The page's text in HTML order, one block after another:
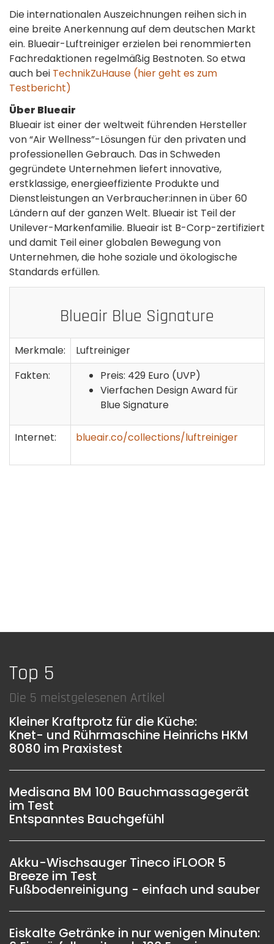
Die internationalen Auszeichnungen reihen sich in
eine breite Anerkennung auf dem deutschen Markt
ein. Blueair-Luftreiniger erzielen bei renommierten
Fachredaktionen regelmäßig Bestnoten. So etwa
auch bei TechnikZuHause (hier geht es zum
Testbericht)
Über Blueair
Blueair ist einer der weltweit führenden Hersteller
von “Air Wellness”-Lösungen für den privaten und
professionellen Gebrauch. Das in Schweden
gegründete Unternehmen liefert innovative,
erstklassige, energieeffiziente Produkte und
Dienstleistungen an Verbraucher:innen in über 60
Ländern auf der ganzen Welt. Blueair ist Teil der
Unilever-Markenfamilie. Blueair ist B-Corp-zertifiziert
und damit Teil einer globalen Bewegung von
Unternehmen, die hohe soziale und ökologische
Standards erfüllen.
Blueair Blue Signature
Merkmale:
Luftreiniger
Fakten:
Preis: 429 Euro (UVP)
Vierfachen Design Award für
Blue Signature
Internet: blueair.co/collections/luftreiniger
Top 5
Die 5 meistgelesenen Artikel
Kleiner Kraftprotz für die Küche:
Knet- und Rührmaschine Heinrichs HKM
8080 im Praxistest
Medisana BM 100 Bauchmassagegerät
im Test
Entspanntes Bauchgefühl
Akku-Wischsauger Tineco iFLOOR 5
Breeze im Test
Fußbodenreinigung - einfach und sauber
Eiskalte Getränke in nur wenigen Minuten: